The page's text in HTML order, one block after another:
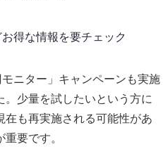
得な情報を要チェック
ニター」キャンペーンも実施
。少量を試したいという方に
在も再実施される可能性があ
要です。